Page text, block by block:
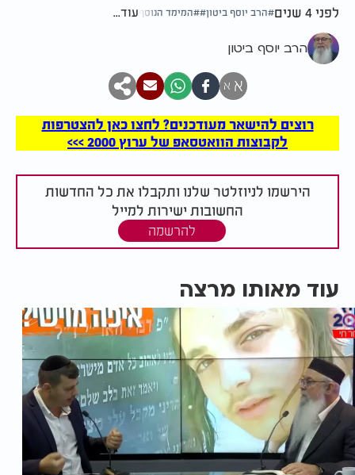
לפני 4 שנים הרב יוסף ביטון המימד הנוסף עוד...
הרב יוסף ביטון
א א
רוצים להישאר מעודכנים? לחצו כאן להצטרפות
לקבוצות הוואטסאפ של ערוץ 2000 >>>
הירשמו לניוזלטר שלנו ותקבלו את כל החדשות
החשובות ישירות למייל
להרשמה
עוד מאותו מרצה